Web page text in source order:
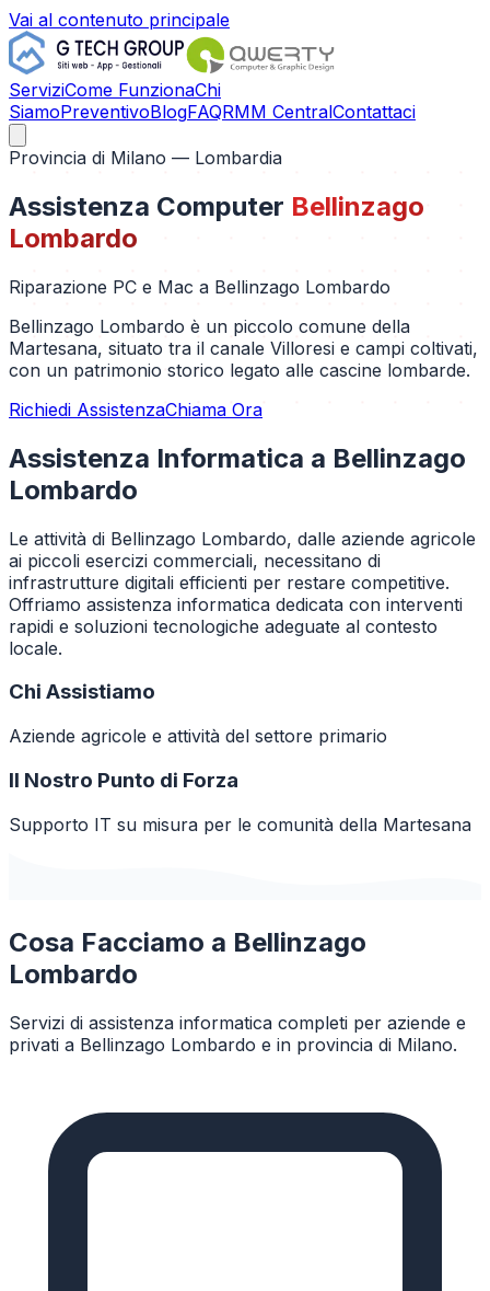
Vai al contenuto principale
ServiziCome FunzionaChi
SiamoPreventivoBlogFAQRMM CentralContattaci
Provincia di Milano — Lombardia
Assistenza Computer Bellinzago
Lombardo
Riparazione PC e Mac a Bellinzago Lombardo
Bellinzago Lombardo è un piccolo comune della
Martesana, situato tra il canale Villoresi e campi coltivati,
con un patrimonio storico legato alle cascine lombarde.
Richiedi AssistenzaChiama Ora
Assistenza Informatica a Bellinzago
Lombardo
Le attività di Bellinzago Lombardo, dalle aziende agricole
ai piccoli esercizi commerciali, necessitano di
infrastrutture digitali efficienti per restare competitive.
Offriamo assistenza informatica dedicata con interventi
rapidi e soluzioni tecnologiche adeguate al contesto
locale.
Chi Assistiamo
Aziende agricole e attività del settore primario
Il Nostro Punto di Forza
Supporto IT su misura per le comunità della Martesana
Cosa Facciamo a Bellinzago
Lombardo
Servizi di assistenza informatica completi per aziende e
privati a Bellinzago Lombardo e in provincia di Milano.